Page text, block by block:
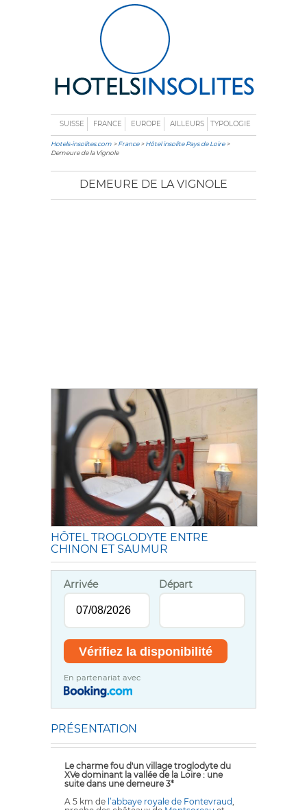
SUISSE FRANCE EUROPE AILLEURS TYPOLOGIE
Hotels-insolites.com >France>Hôtel insolite Pays de Loire>
Demeure de la Vignole
DEMEURE DE LA VIGNOLE
HÔTEL TROGLODYTE ENTRE
CHINON ET SAUMUR
Arrivée Départ
En partenariat avec
PRÉSENTATION
Le charme fou d'un village troglodyte du
XVe dominant la vallée de la Loire : une
suite dans une demeure 3*
A 5 km de l’abbaye royale de Fontevraud,